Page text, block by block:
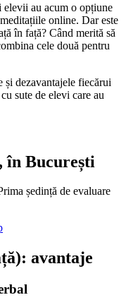
au acum o opțiune
online. Dar este
în față? Când merită să
cele două pentru
și dezavantajele fiecărui
sute de elevi care au
București
ședință de evaluare
avantaje